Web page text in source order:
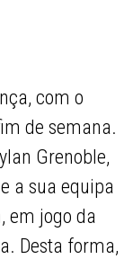
com o
de semana.
Grenoble,
a sua equipa
em jogo da
Desta forma,